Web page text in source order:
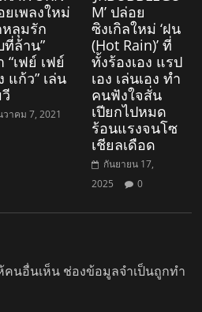
ยเพลงใหม่
หลุมรัก
ที่ล้าน”
“เฟย์ เฟย์
แก้ว” เล่น
วาคม 7, 2021
M’ ปล่อย
ซิงเกิลใหม่ ‘ฝน
(Hot Rain)’ ที่
ทั้งร้องเอง แรป
เอง เล่นเอง ทำ
คนฟังใจสั่น
เปียกไปหมด
ร้อนแรงจนโซ
เชียลเดือด
กันยายน 17,
2025
0
คนอื่นเห็น ช่องข้อมูลจำเป็นถูกทำ